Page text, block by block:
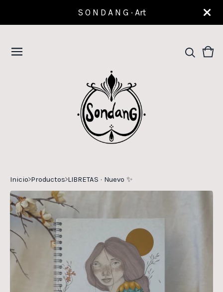
S O N D A N G · Art
Ver
0
Inicio Productos LIBRETAS · Nuevo ✨